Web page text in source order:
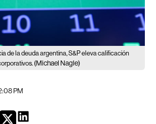
de la deuda argentina, S&P eleva calificación
(Michael Nagle)
PM